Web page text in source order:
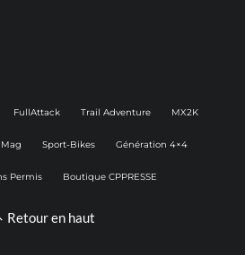
FullAttack Trail Adventure MX2K
Sport-Bikes Génération 4×4
Permis Boutique CPPRESSE
Retour en haut